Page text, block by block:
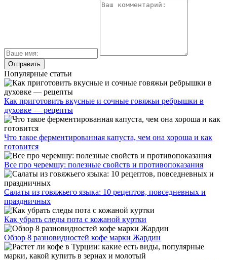
Популярные статьи
Как приготовить вкусные и сочные говяжьи ребрышки в
духовке — рецепты
Что такое ферментированная капуста, чем она хороша и как
готовится
Все про черемшу: полезные свойств и противопоказания
Салаты из говяжьего языка: 10 рецептов, повседневных и
праздничных
Как убрать следы пота с кожаной куртки
Обзор 8 разновидностей кофе марки Жардин